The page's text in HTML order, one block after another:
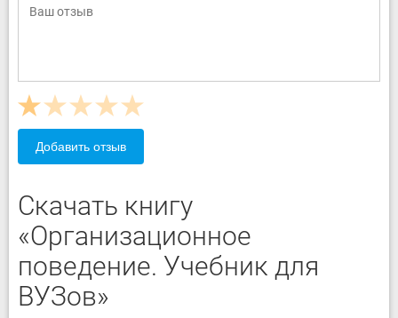
Добавить отзыв
Скачать книгу
«Организационное
поведение. Учебник для
ВУЗов»